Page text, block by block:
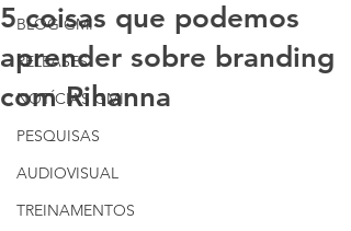
BLOG GMI
RELEASES
NOTÍCIAS GMI
PESQUISAS
AUDIOVISUAL
TREINAMENTOS
5 coisas que podemos
aprender sobre branding
com Rihanna